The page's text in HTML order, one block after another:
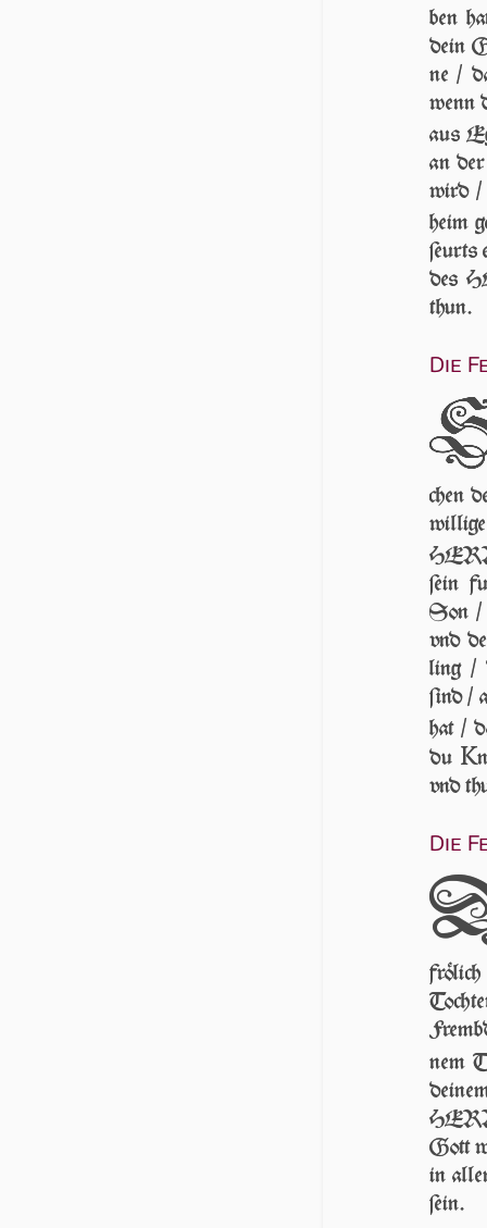
ben
dein
ne /
wenn
aus
an
wird /
heim
ſeurts
des
thun.
Die
chen
wil­li­ge
ſein
Son /
vnd
ling /
ſind /
hat /
du K
vnd
Die
nem
Gott
in
ſein.